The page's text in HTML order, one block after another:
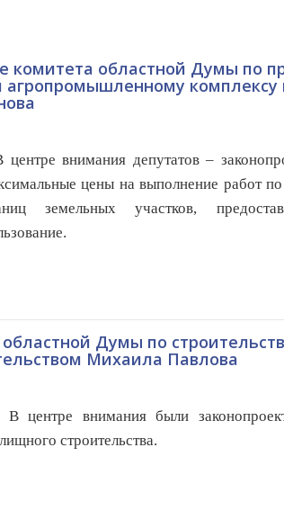
комитета областной Думы по
агропромышленному комплексу
внимания депутатов –
цены на выполнение работ
земельных участков,
Думы по
Михаила Павлова
внимания были
строительства.